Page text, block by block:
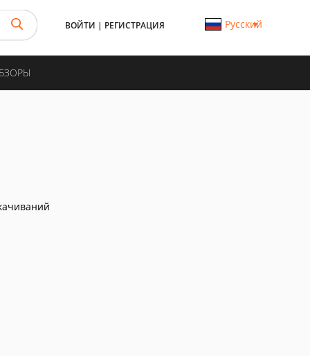
ВОЙТИ | РЕГИСТРАЦИЯ Русский